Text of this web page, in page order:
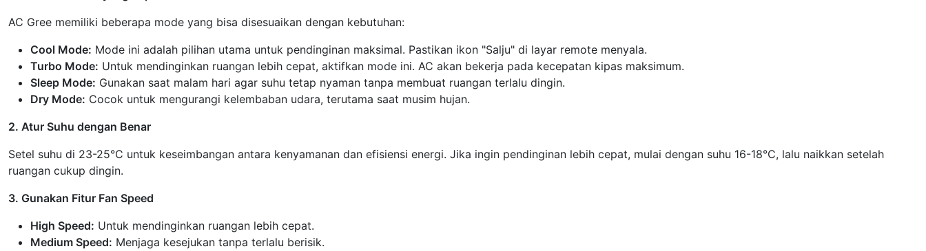
AC Gree memiliki beberapa mode yang bisa disesuaikan dengan kebutuhan:
Cool Mode: Mode ini adalah pilihan utama untuk pendinginan maksimal. Pastikan ikon "Salju" di layar remote menyala.
Turbo Mode: Untuk mendinginkan ruangan lebih cepat, aktifkan mode ini. AC akan bekerja pada kecepatan kipas maksimum.
Sleep Mode: Gunakan saat malam hari agar suhu tetap nyaman tanpa membuat ruangan terlalu dingin.
Dry Mode: Cocok untuk mengurangi kelembaban udara, terutama saat musim hujan.
2. Atur Suhu dengan Benar
Setel suhu di 23-25°C untuk keseimbangan antara kenyamanan dan efisiensi energi. Jika ingin pendinginan lebih cepat, mulai dengan suhu 16-18°C, lalu naikkan setelah
ruangan cukup dingin.
3. Gunakan Fitur Fan Speed
High Speed: Untuk mendinginkan ruangan lebih cepat.
Medium Speed: Menjaga kesejukan tanpa terlalu berisik.